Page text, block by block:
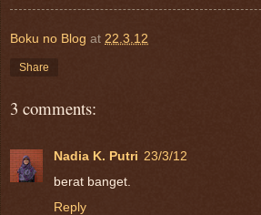
Boku no Blog at 22.3.12
Share
3 comments:
Nadia K. Putri 23/3/12
berat banget.
Reply